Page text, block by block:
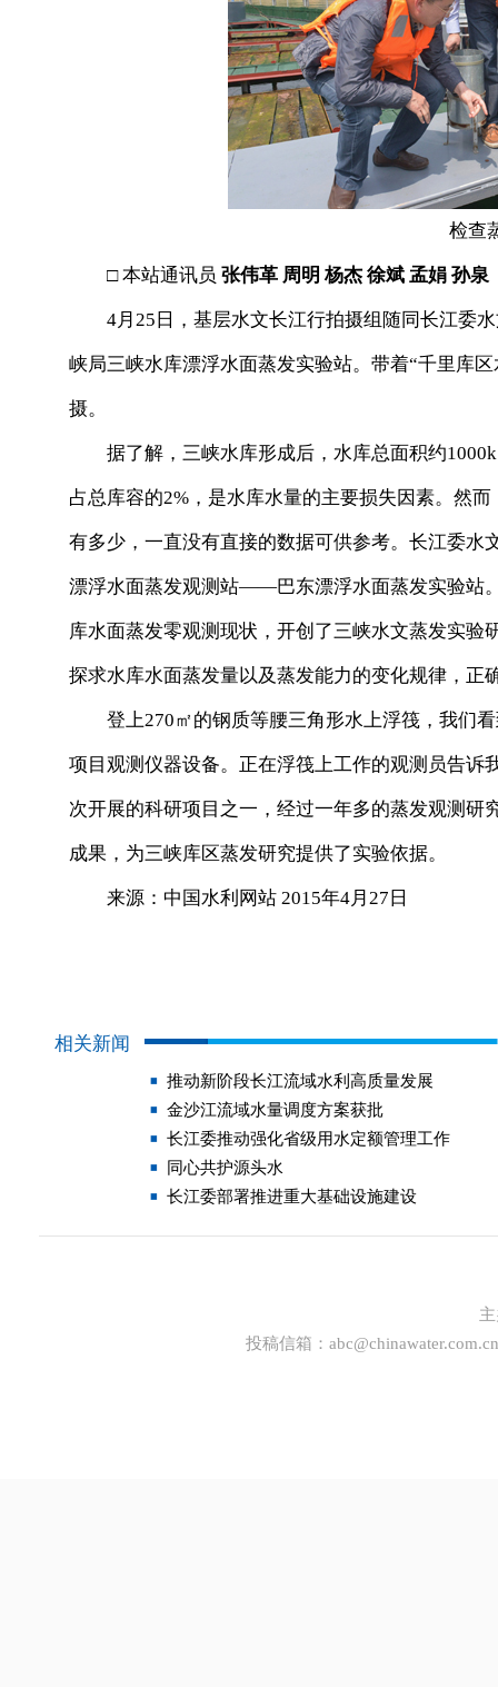
检查
□ 本站通讯员 张伟革 周明 杨杰 徐斌 孟娟 孙泉
4月25日，基层水文长江行拍摄组随同长江委水
峡局三峡水库漂浮水面蒸发实验站。带着“千里库
摄。
据了解，三峡水库形成后，水库总面积约1000k
占总库容的2%，是水库水量的主要损失因素。然
有多少，一直没有直接的数据可供参考。长江委水
漂浮水面蒸发观测站——巴东漂浮水面蒸发实验站
库水面蒸发零观测现状，开创了三峡水文蒸发实
探求水库水面蒸发量以及蒸发能力的变化规律，正
登上270㎡的钢质等腰三角形水上浮筏，我们看
项目观测仪器设备。正在浮筏上工作的观测员告
次开展的科研项目之一，经过一年多的蒸发观测
成果，为三峡库区蒸发研究提供了实验依据。
来源：中国水利网站 2015年4月27日
相关新闻
推动新阶段长江流域水利高质量发展
金沙江流域水量调度方案获批
长江委推动强化省级用水定额管理工作
同心共护源头水
长江委部署推进重大基础设施建设
投稿信箱： abc@chinawater.com.cn